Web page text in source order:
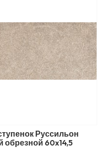
Руссильон
60x14,5